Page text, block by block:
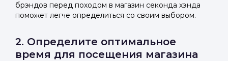
брэндов перед походом в магазин секонда хэнда
поможет легче определиться со своим выбором.
2. Определите оптимальное
время для посещения магазина